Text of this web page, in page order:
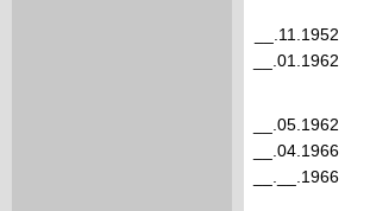
__.11.1952
__.01.1962
__.05.1962
__.04.1966
__.__.1966